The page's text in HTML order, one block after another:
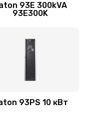
93E 300kVA
93E300K
93PS 10 кВт